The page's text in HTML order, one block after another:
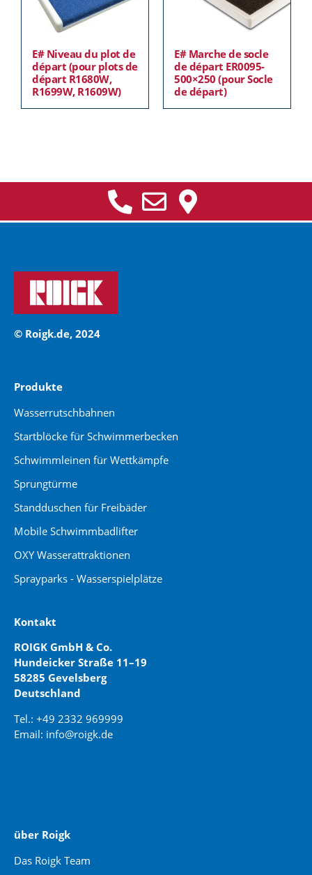
E# Niveau du plot de
départ (pour plots de
départ R1680W,
R1699W, R1609W)
E# Marche de socle
de départ ER0095-
500×250 (pour Socle
de départ)
© Roigk.de, 2024
Produkte
Wasserrutschbahnen
Startblöcke für Schwimmerbecken
Schwimmleinen für Wettkämpfe
Sprungtürme
Standduschen für Freibäder
Mobile Schwimmbadlifter
OXY Wasserattraktionen
Sprayparks - Wasserspielplätze
Kontakt
ROIGK GmbH & Co.
Hundeicker Straße 11–19
58285 Gevelsberg
Deutschland
Tel.: +49 2332 969999
Email: info@roigk.de
über Roigk
Das Roigk Team